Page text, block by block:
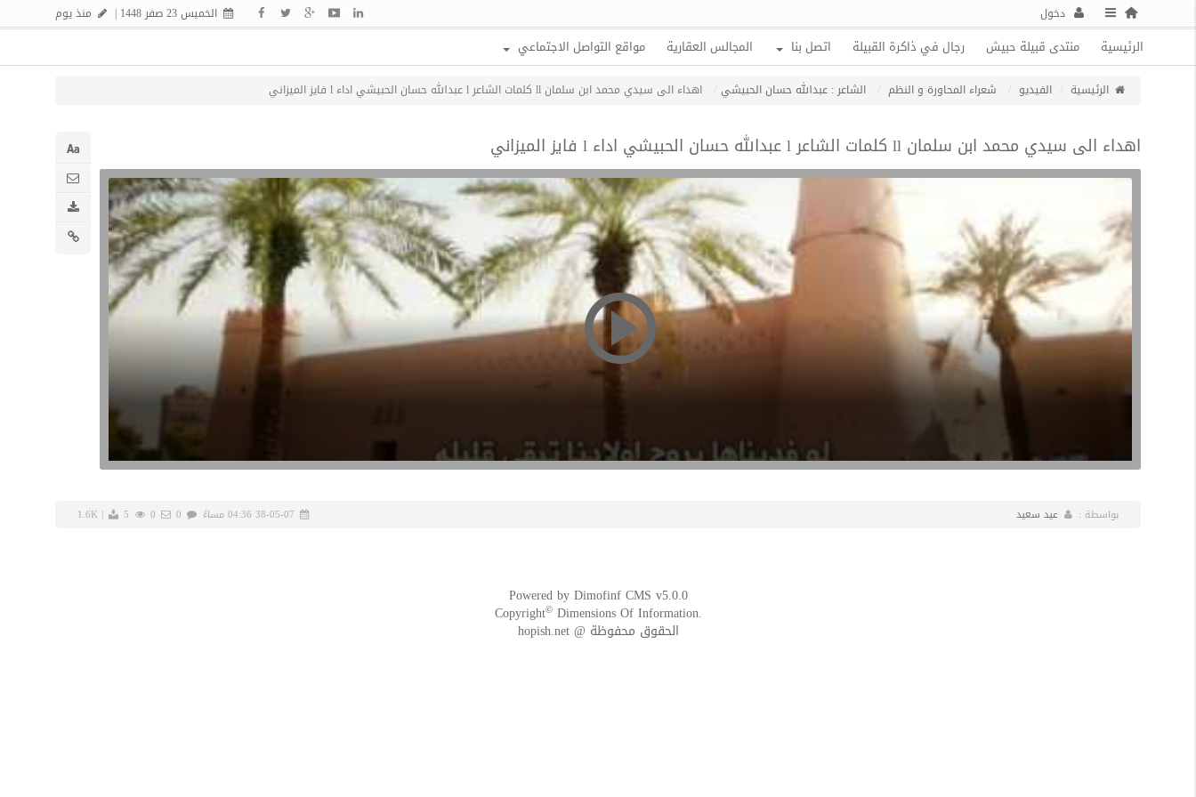
الخميس 23 صفر 1448 | منذ يوم دخول
الرئيسية منتدى قبيلة حبيش رجال في ذاكرة القبيلة اتصل بنا المجالس العقارية مواقع التواصل الاجتماعي
الرئيسية الفيديو شعراء المحاورة و النظم الشاعر : عبدالله حسان الحبيشي اهداء الى سيدي محمد ابن سلمان ll كلمات الشاعر l عبدالله حسان الحبيشي اداء l فايز الميزاني
اهداء الى سيدي محمد ابن سلمان ll كلمات الشاعر l عبدالله حسان الحبيشي اداء l فايز الميزاني
بواسطة : عيد سعيد | 5
Powered byDimofinf CMS v5.0.0
Copyright©Dimensions Of Information.
الحقوق محفوظة @ hopish.net